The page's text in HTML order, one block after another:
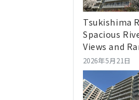
Tsukishima
Spacious
Views and
2026年5月21日